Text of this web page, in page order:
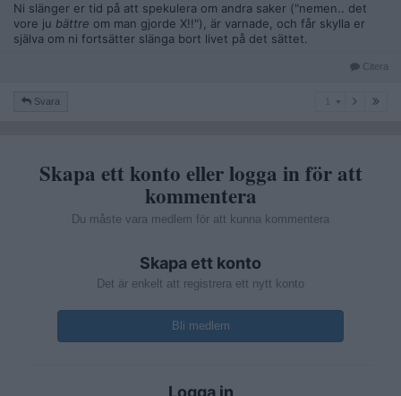
Ni slänger er tid på att spekulera om andra saker ("nemen.. det
vore ju bättre om man gjorde X!!"), är varnade, och får skylla er
själva om ni fortsätter slänga bort livet på det sättet.
Citera
Svara
Skapa ett konto eller logga in för att
kommentera
Du måste vara medlem för att kunna kommentera
Skapa ett konto
Det är enkelt att registrera ett nytt konto
Bli medlem
Logga in